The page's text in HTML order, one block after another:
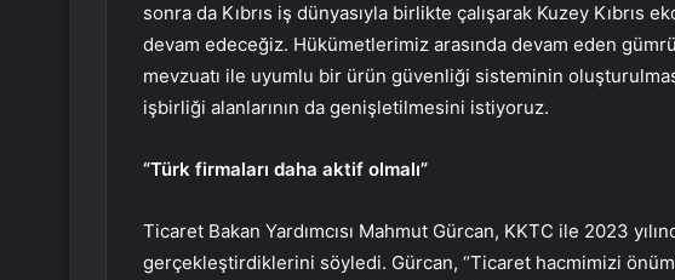
sonra da Kıbrıs iş dünyasıyla birlikte çalışarak Kuzey Kıbrıs
devam edeceğiz. Hükümetlerimiz arasında devam eden
mevzuatı ile uyumlu bir ürün güvenliği sisteminin
işbirliği alanlarının da genişletilmesini istiyoruz.
“Türk firmaları daha aktif olmalı”
Ticaret Bakan Yardımcısı Mahmut Gürcan, KKTC ile 2023
gerçekleştirdiklerini söyledi. Gürcan, “Ticaret hacmimizi